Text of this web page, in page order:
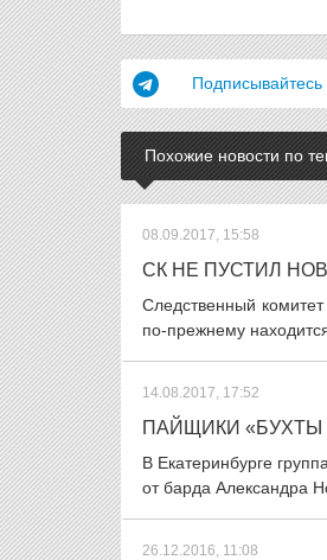
Похожие новости по
08.09.2017, 15:58
СК НЕ ПУСТИЛ
Следственный
по-прежнему
14.08.2017, 17:52
ПАЙЩИКИ «БУХТЫ
В Екатеринбурге
от барда Александра
26.12.2016, 11:08